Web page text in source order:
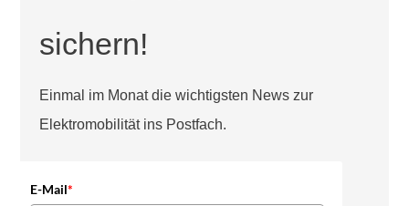
sichern!
Einmal im Monat die wichtigsten News zur
Elektromobilität ins Postfach.
E-Mail*